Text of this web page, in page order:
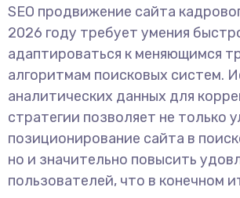
SEO продвижение сайта
2026 году требует умения
адаптироваться к меняющимся
алгоритмам поисковых систем.
аналитических данных для
стратегии позволяет не только
позиционирование сайта в
но и значительно повысить
пользователей, что в конечном